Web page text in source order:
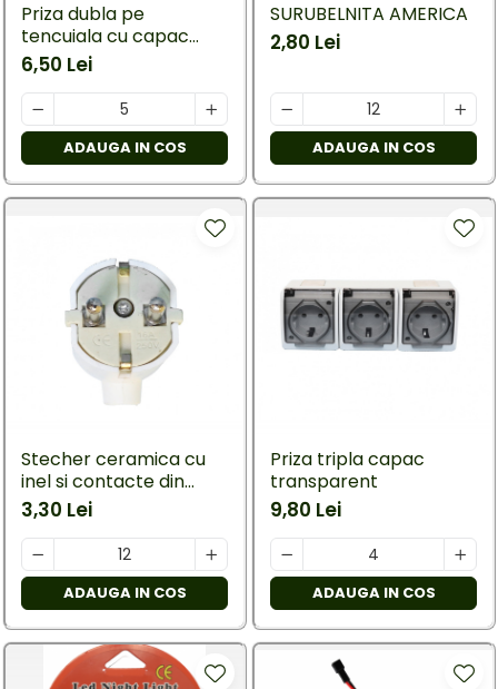
Priza dubla pe
tencuiala cu capac
transparent-contacte
din cupru
6,50 Lei
ADAUGA IN COS
SURUBELNITA AMERICA
2,80 Lei
ADAUGA IN COS
Stecher ceramica cu
inel si contacte din
cupru
3,30 Lei
ADAUGA IN COS
Priza tripla capac
transparent
9,80 Lei
ADAUGA IN COS